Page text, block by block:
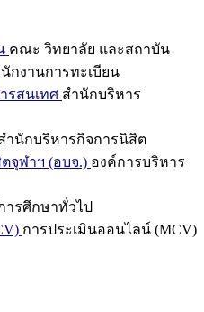
คณะ วิทยาลัย และสถาบัน
กงานการทะเบียน
รสนเทศ สำนักบริหาร
ำนักบริหารกิจการนิสิต
จุฬาฯ (อบจ.) องค์การบริหาร
ารศึกษาทั่วไป
การประเมินออนไลน์ (MCV)